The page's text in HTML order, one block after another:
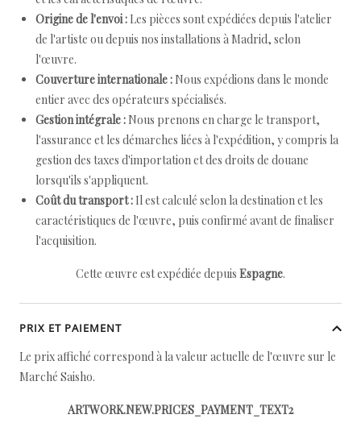
Origine de l'envoi : Les pièces sont expédiées depuis l'atelier
de l'artiste ou depuis nos installations à Madrid, selon
l'œuvre.
Couverture internationale : Nous expédions dans le monde
entier avec des opérateurs spécialisés.
Gestion intégrale : Nous prenons en charge le transport,
l'assurance et les démarches liées à l'expédition, y compris la
gestion des taxes d'importation et des droits de douane
lorsqu'ils s'appliquent.
Coût du transport : Il est calculé selon la destination et les
caractéristiques de l'œuvre, puis confirmé avant de finaliser
l'acquisition.
Cette œuvre est expédiée depuis Espagne.
PRIX ET PAIEMENT
Le prix affiché correspond à la valeur actuelle de l'œuvre sur le
Marché Saisho.
ARTWORK.NEW.PRICES_PAYMENT_TEXT2